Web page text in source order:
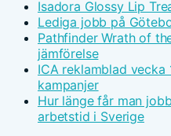
Isadora Glossy Lip
Lediga jobb på
Pathfinder Wrath of
jämförelse
ICA reklamblad vecka
kampanjer
Hur länge får man
arbetstid i Sverige